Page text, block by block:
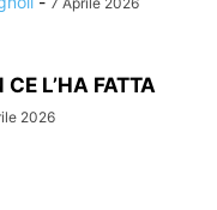
L’HA FATTA
2026